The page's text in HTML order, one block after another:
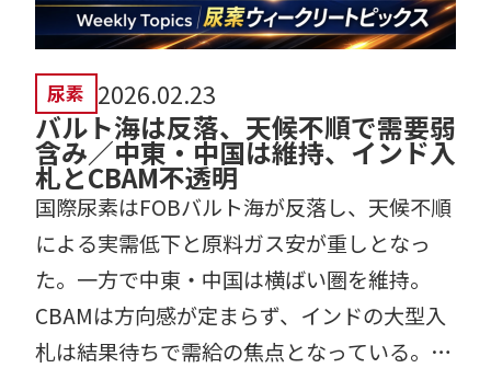
尿素 2026.02.23
バルト海は反落、天候不順で需要弱
含み／中東・中国は維持、インド入
札とCBAM不透明
国際尿素はFOBバルト海が反落し、天候不順
による実需低下と原料ガス安が重しとなっ
た。一方で中東・中国は横ばい圏を維持。
CBAMは方向感が定まらず、インドの大型入
札は結果待ちで需給の焦点となっている。日